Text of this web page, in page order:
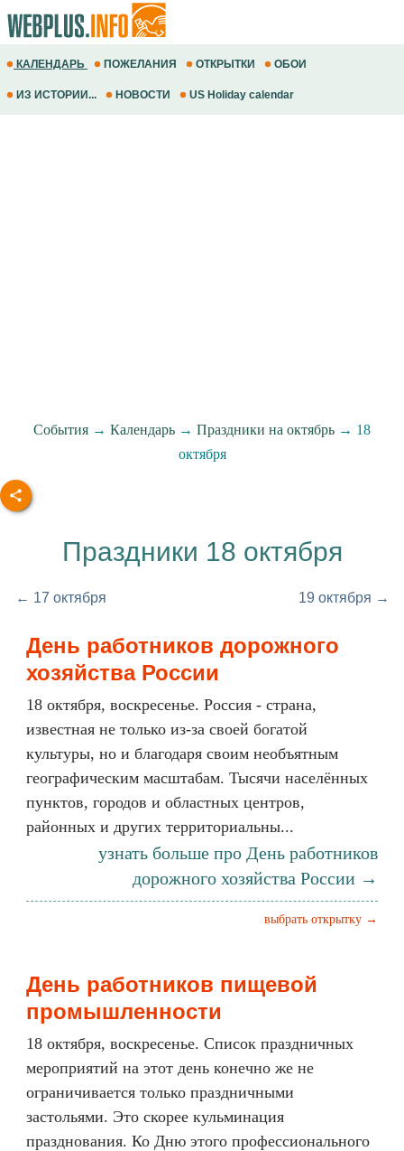
КАЛЕНДАРЬ ПОЖЕЛАНИЯ ОТКРЫТКИ ОБОИ
ИЗ ИСТОРИИ... НОВОСТИ US Holiday calendar
События → Календарь → Праздники на октябрь → 18
октября
Праздники 18 октября
← 17 октября 19 октября →
День работников дорожного
хозяйства России
18 октября, воскресенье. Россия - страна,
известная не только из-за своей богатой
культуры, но и благодаря своим необъятным
географическим масштабам. Тысячи населённых
пунктов, городов и областных центров,
районных и других территориальны...
узнать больше про День работников
дорожного хозяйства России →
выбрать открытку →
День работников пищевой
промышленности
18 октября, воскресенье. Список праздничных
мероприятий на этот день конечно же не
ограничивается только праздничными
застольями. Это скорее кульминация
празднования. Ко Дню этого профессионального